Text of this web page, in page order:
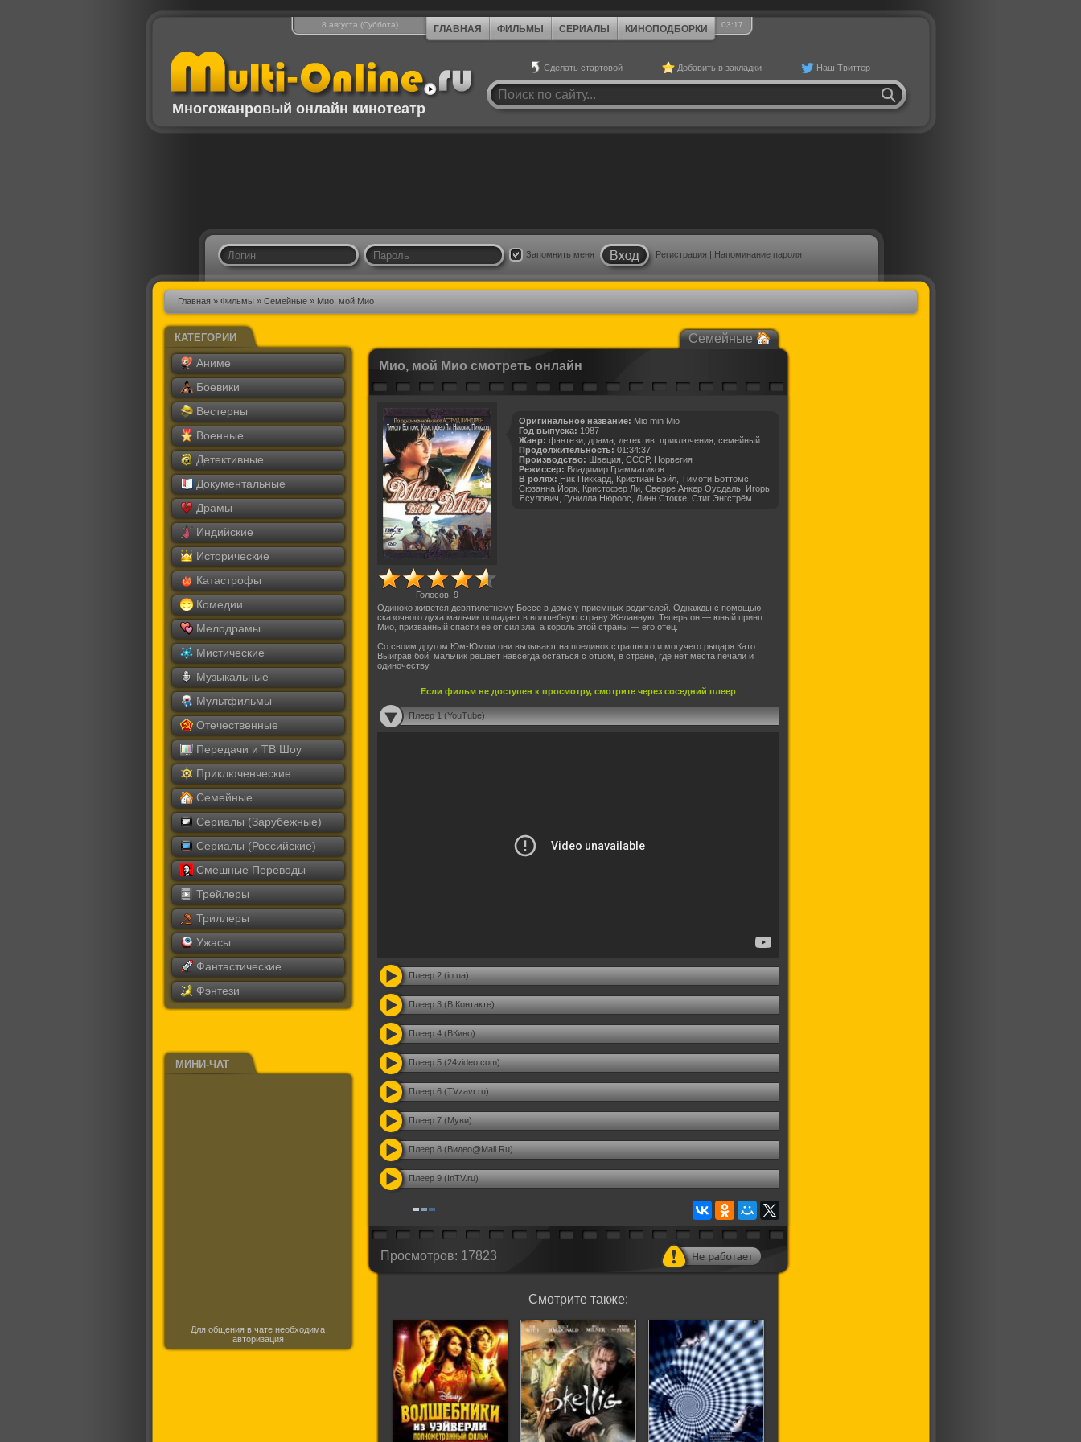
8 августа (Суббота) ГЛАВНАЯ ФИЛЬМЫ СЕРИАЛЫ КИНОПОДБОРКИ 03 17
Многожанровый онлайн кинотеатр
Сделать стартовой Добавить в закладки Наш Твиттер
Запомнить меня Регистрация | Напоминание пароля
Главная» Фильмы» Семейные» Мио, мой Мио
КАТЕГОРИИ
Аниме
Боевики
Вестерны
Военные
Детективные
Документальные
Драмы
Индийские
Исторические
Катастрофы
Комедии
Мелодрамы
Мистические
Музыкальные
Мультфильмы
Отечественные
Передачи и ТВ Шоу
Приключенческие
Семейные
Сериалы (Зарубежные)
Сериалы (Российские)
Смешные Переводы
Трейлеры
Триллеры
Ужасы
Фантастические
Фэнтези
МИНИ-ЧАТ
Для общения в чате необходима
авторизация
Семейные
Мио, мой Мио смотреть онлайн
Голосов: 9
Оригинальное название: Mio min Mio
Год выпуска: 1987
Жанр: фэнтези, драма, детектив, приключения, семейный
Продолжительность: 01:34:37
Производство: Швеция, СССР, Норвегия
Режиссер: Владимир Грамматиков
В ролях: Ник Пиккард, Кристиан Бэйл, Тимоти Боттомс,
Сюзанна Йорк, Кристофер Ли, Сверре Анкер Оусдаль, Игорь
Ясулович, Гунилла Нюроос, Линн Стокке, Стиг Энгстрём
Одиноко живется девятилетнему Боссе в доме у приемных родителей. Однажды с помощью
сказочного духа мальчик попадает в волшебную страну Желанную. Теперь он — юный принц
Мио, призванный спасти ее от сил зла, а король этой страны — его отец.
Со своим другом Юм-Юмом они вызывают на поединок страшного и могучего рыцаря Като.
Выиграв бой, мальчик решает навсегда остаться с отцом, в стране, где нет места печали и
одиночеству.
Если фильм не доступен к просмотру, смотрите через соседний плеер
Плеер 1 (YouTube)
Плеер 2 (io.ua)
Плеер 3 (В Контакте)
Плеер 4 (ВКино)
Плеер 5 (24video.com)
Плеер 6 (TVzavr.ru)
Плеер 7 (Муви)
Плеер 8 (Видео@Mail.Ru)
Плеер 9 (InTV.ru)
Просмотров: 17823
Смотрите также: